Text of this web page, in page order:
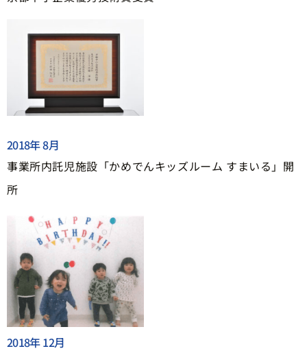
2018年 8月
事業所内託児施設「かめでんキッズルーム すまいる」開
所
2018年 12月